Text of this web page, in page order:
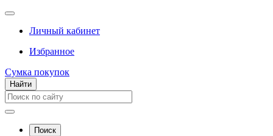
Личный кабинет
Избранное
Сумка покупок
Найти
Поиск